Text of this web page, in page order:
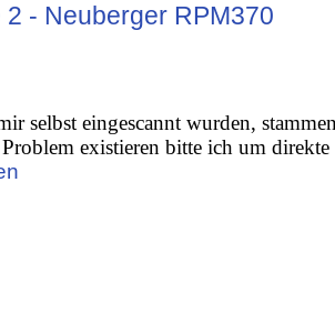
- Neuberger RPM370
selbst eingescannt wurden,
existieren bitte ich um direkte